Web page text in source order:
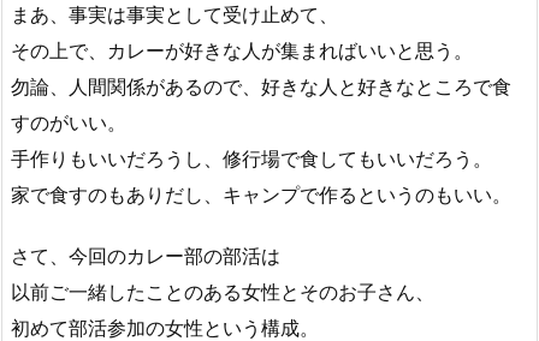
まあ、事実は事実として受け止めて、
その上で、カレーが好きな人が集まればいいと思う。
勿論、人間関係があるので、好きな人と好きなところで食
すのがいい。
手作りもいいだろうし、修行場で食してもいいだろう。
家で食すのもありだし、キャンプで作るというのもいい。
さて、今回のカレー部の部活は
以前ご一緒したことのある女性とそのお子さん、
初めて部活参加の女性という構成。